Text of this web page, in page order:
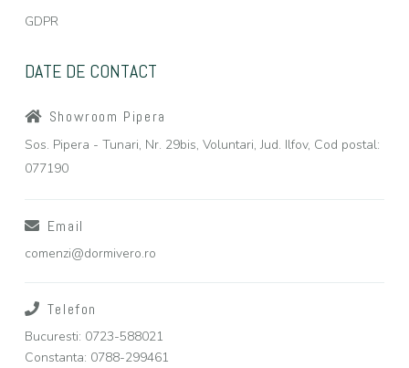
GDPR
DATE DE CONTACT
Showroom Pipera
Sos. Pipera - Tunari, Nr. 29bis, Voluntari, Jud. Ilfov, Cod postal:
077190
Email
comenzi@dormivero.ro
Telefon
Bucuresti: 0723-588021
Constanta: 0788-299461